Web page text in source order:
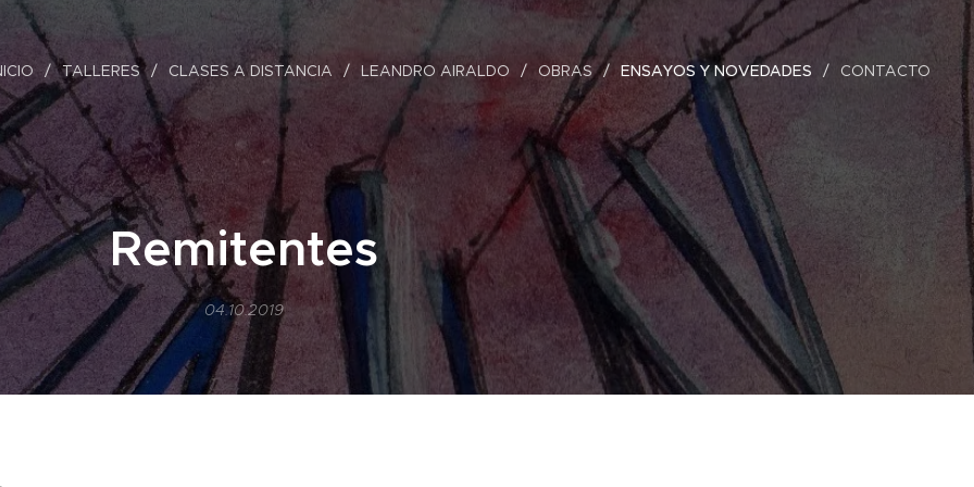
TALLERES CLASES A DISTANCIA LEANDRO AIRALDO OBRAS ENSAYOS Y NOVEDADES CONTACTO
Remitentes
04.10.2019